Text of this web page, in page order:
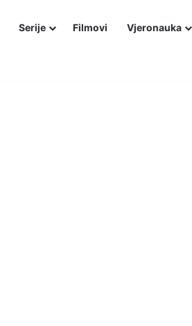
Serije Filmovi Vjeronauka